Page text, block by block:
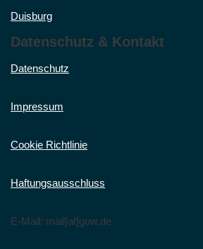
Duisburg
Datenschutz & Kontakt
Datenschutz
Impressum
Cookie Richtlinie
Haftungsausschluss
E-Mail: mail[at]gow.de